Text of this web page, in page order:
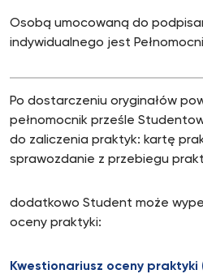
Osobą umocowaną do
indywidualnego jest
Po dostarczeniu oryginałów
pełnomocnik prześle
do zaliczenia praktyk: kartę
sprawozdanie z przebiegu
dodatkowo Student może
oceny praktyki:
Kwestionariusz oceny